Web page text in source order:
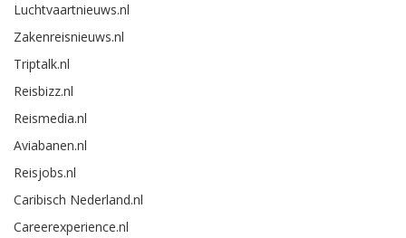
Luchtvaartnieuws.nl
Zakenreisnieuws.nl
Triptalk.nl
Reisbizz.nl
Reismedia.nl
Aviabanen.nl
Reisjobs.nl
Caribisch Nederland.nl
Careerexperience.nl